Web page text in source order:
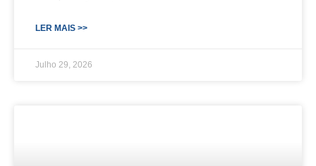
LER MAIS >>
Julho 29, 2026